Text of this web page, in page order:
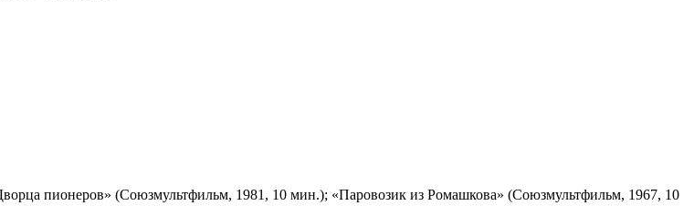
пионеров» (Союзмультфильм, 1981, 10 мин.); «Паровозик из Ромашкова» (Союзмультфильм, 1967, 10